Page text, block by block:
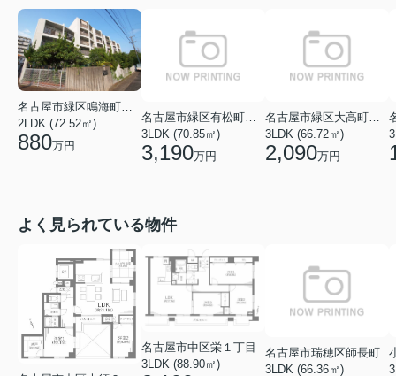
名古屋市緑区鳴海町字山腰
2LDK (72.52㎡)
880万円
名古屋市緑区有松町大字桶狭間字生山
3LDK (70.85㎡)
3,190万円
名古屋市緑区大高町字高見
3LDK (66.72㎡)
2,090万円
よく見られている物件
名古屋市中区栄１丁目
3LDK (88.90㎡)
名古屋市瑞穂区師長町
3LDK (66.36㎡)